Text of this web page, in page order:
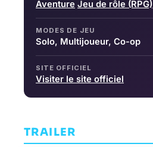
Aventure Jeu de rôle (RPG)
MODES DE JEU
Solo, Multijoueur, Co-op
SITE OFFICIEL
Visiter le site officiel
TRAILER